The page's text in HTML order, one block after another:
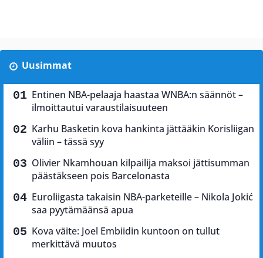
Uusimmat
Entinen NBA-pelaaja haastaa WNBA:n säännöt –
ilmoittautui varaustilaisuuteen
Karhu Basketin kova hankinta jättääkin Korisliigan
väliin – tässä syy
Olivier Nkamhouan kilpailija maksoi jättisumman
päästäkseen pois Barcelonasta
Euroliigasta takaisin NBA-parketeille – Nikola Jokić
saa pyytämäänsä apua
Kova väite: Joel Embiidin kuntoon on tullut
merkittävä muutos